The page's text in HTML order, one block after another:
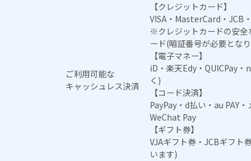
ご利用可能な
キャッシュレス決済
【クレジットカード】
VISA・MasterCard・JCB
※クレジットカードの安全
ード(暗証番号が必要とな
【電子マネー】
iD・楽天Edy・QUICPay
く)
【コード決済】
PayPay・d払い・au PAY
WeChat Pay
【ギフト券】
VJAギフト券・JCBギフト
います)